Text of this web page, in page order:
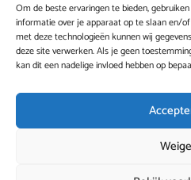
Om de beste ervaringen te bieden,
informatie over je apparaat op te slaan en/
met deze technologieën kunnen wij
deze site verwerken. Als je geen
kan dit een nadelige invloed hebben op
Vakantiehuis in Frankrijk huren
Vakantiehuis in Griekenland huren